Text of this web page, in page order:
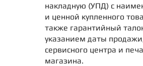
накладную (УПД) с
и ценной купленного
также гарантийный
указанием даты
сервисного центра и
магазина.